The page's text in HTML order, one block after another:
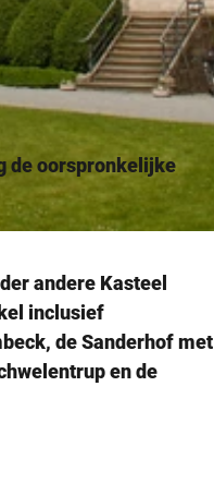
de oorspronkelijke
andere Kasteel
inclusief
de Sanderhof met
en de